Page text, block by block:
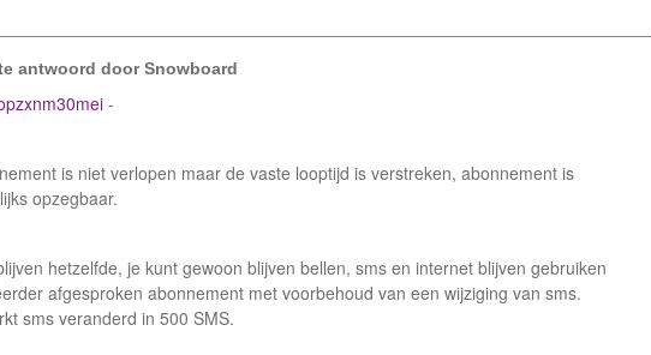
antwoord doorSnowboard
-
is niet verlopen maar de vaste looptijd is verstreken, abonnement is
opzegbaar.
hetzelfde, je kunt gewoon blijven bellen, sms en internet blijven gebruiken
afgesproken abonnement met voorbehoud van een wijziging van sms.
sms veranderd in 500 SMS.